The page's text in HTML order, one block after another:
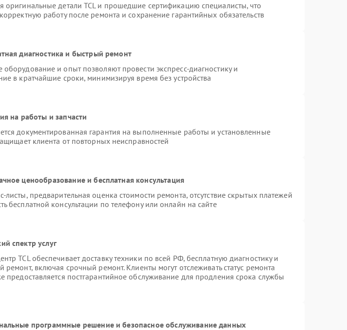
оригинальные детали TCL и прошедшие сертификацию специалисты, что
работу после ремонта и сохранение гарантийных обязательств
диагностика и быстрый ремонт
оборудование и опыт позволяют провести экспресс-диагностику и
в кратчайшие сроки, минимизируя время без устройства
на работы и запчасти
документированная гарантия на выполненные работы и установленные
клиента от повторных неисправностей
ценообразование и бесплатная консультация
листы, предварительная оценка стоимости ремонта, отсутствие скрытых платежей
бесплатной консультации по телефону или онлайн на сайте
спектр услуг
TCL обеспечивает доставку техники по всей РФ, бесплатную диагностику и
ремонт, включая срочный ремонт. Клиенты могут отслеживать статус ремонта
предоставляется постгарантийное обслуживание для продления срока службы
программные решение и безопасное обслуживание данных